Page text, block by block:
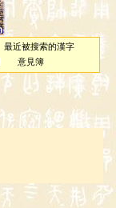
最近被搜索的漢字
意見簿